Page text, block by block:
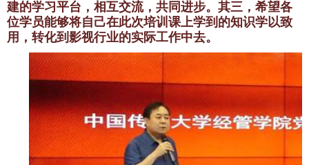
建的学习平台，相互交流，共同进步。其三，希望各
位学员能够将自己在此次培训课上学到的知识学以致
用，转化到影视行业的实际工作中去。